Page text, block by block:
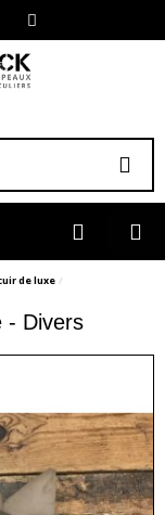
de luxe
- Divers